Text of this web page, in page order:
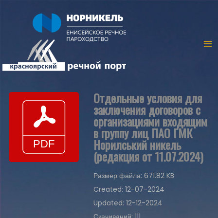
Отдельные условия для
заключения договоров с
организациями входящим
в группу лиц ПАО ГМК
Норилський никель
(редакция от 11.07.2024)
Размер файла: 671.82 KB
Created: 12-07-2024
Updated: 12-12-2024